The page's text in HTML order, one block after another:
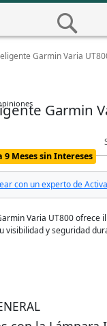
Garmin Varia
Garmin
9 Meses sin Intereses
con un experto de
Varia UT800 ofrece
visibilidad y seguridad